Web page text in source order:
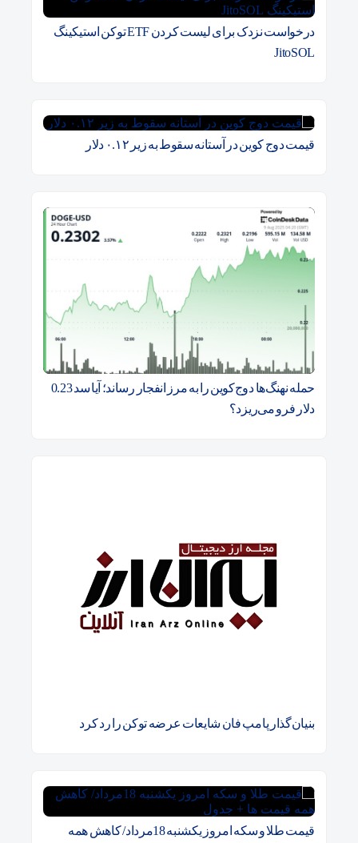
درخواست نزدک برای لیست کردن ETF توکن استیکینگ
JitoSOL
قیمت دوج کوین در آستانه سقوط به زیر ۰.۱۲ دلار
حمله نهنگ‌ها دوج‌کوین را به مرز انفجار رساند؛ آیا سد 0.23
دلار فرو می‌ریزد؟
بنیان‌گذار پامپ فان شایعات عرضه توکن را رد کرد
قیمت طلا و سکه امروز یکشنبه 18مرداد/ کاهش همه